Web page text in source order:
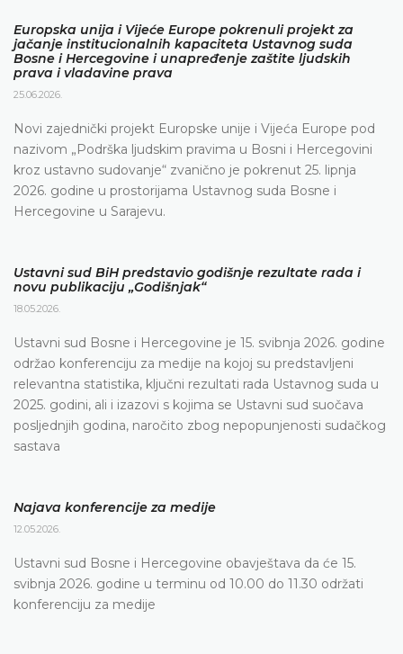
Europska unija i Vijeće Europe pokrenuli projekt za
jačanje institucionalnih kapaciteta Ustavnog suda
Bosne i Hercegovine i unapređenje zaštite ljudskih
prava i vladavine prava
25.06.2026.
Novi zajednički projekt Europske unije i Vijeća Europe pod
nazivom „Podrška ljudskim pravima u Bosni i Hercegovini
kroz ustavno sudovanje“ zvanično je pokrenut 25. lipnja
2026. godine u prostorijama Ustavnog suda Bosne i
Hercegovine u Sarajevu.
Ustavni sud BiH predstavio godišnje rezultate rada i
novu publikaciju „Godišnjak“
18.05.2026.
Ustavni sud Bosne i Hercegovine je 15. svibnja 2026. godine
održao konferenciju za medije na kojoj su predstavljeni
relevantna statistika, ključni rezultati rada Ustavnog suda u
2025. godini, ali i izazovi s kojima se Ustavni sud suočava
posljednjih godina, naročito zbog nepopunjenosti sudačkog
sastava
Najava konferencije za medije
12.05.2026.
Ustavni sud Bosne i Hercegovine obavještava da će 15.
svibnja 2026. godine u terminu od 10.00 do 11.30 održati
konferenciju za medije